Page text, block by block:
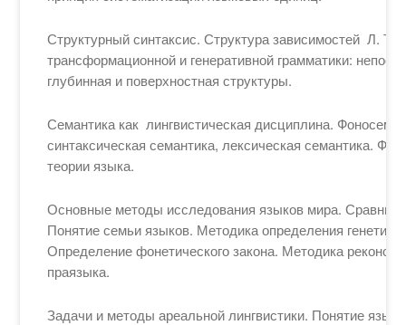
Структурный синтаксис. Структура зависимостей Л.
трансформационной и генеративной грамматики:
глубинная и поверхностная структуры.
Семантика как лингвистическая дисциплина.
синтаксическая семантика, лексическая семантика.
теории языка.
Основные методы исследования языков мира.
Понятие семьи языков. Методика определения
Определение фонетического закона. Методика
праязыка.
Задачи и методы ареальной лингвистики. Понятие